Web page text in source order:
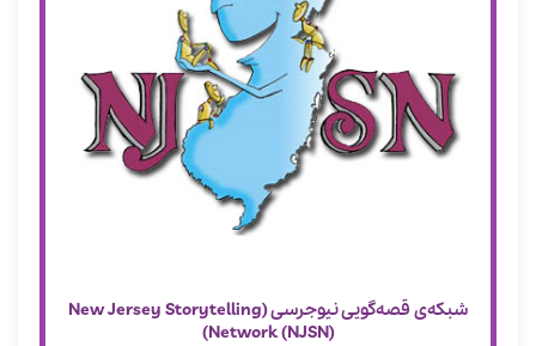
شبکه‌ی قصه‌گویی نیوجرسی (New Jersey Storytelling
Network (NJSN))